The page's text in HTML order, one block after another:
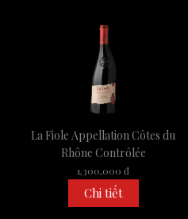
La Fiole Appellation Côtes du
Rhône Contrôlée
1,300,000 đ
Chi tiết